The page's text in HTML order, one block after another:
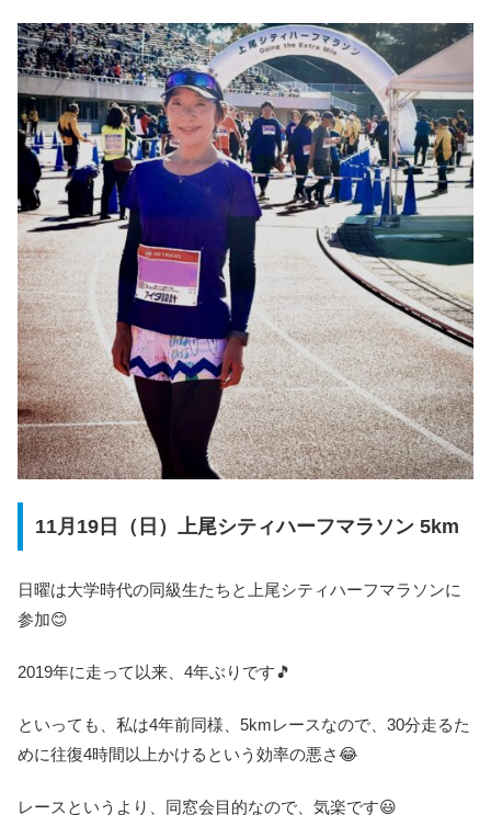
11月19日（日）上尾シティハーフマラソン 5km
日曜は大学時代の同級生たちと上尾シティハーフマラソンに
参加😊
2019年に走って以来、4年ぶりです🎵
といっても、私は4年前同様、5kmレースなので、30分走るた
めに往復4時間以上かけるという効率の悪さ😂
レースというより、同窓会目的なので、気楽です😃